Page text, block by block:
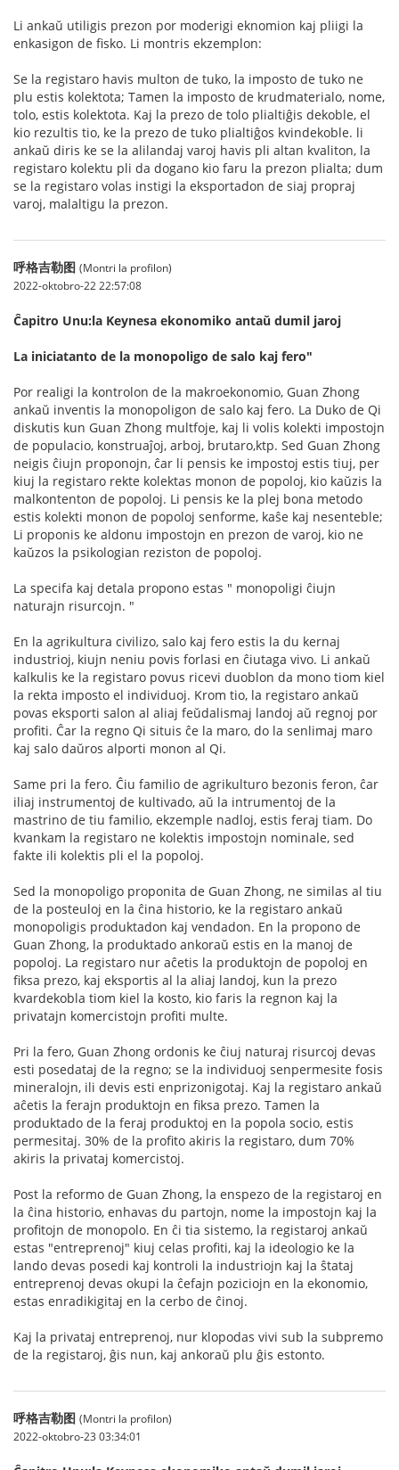
Li ankaŭ utiligis prezon por moderigi eknomion kaj pliigi la
enkasigon de fisko. Li montris ekzemplon:
Se la registaro havis multon de tuko, la imposto de tuko ne
plu estis kolektota; Tamen la imposto de krudmaterialo, nome,
tolo, estis kolektota. Kaj la prezo de tolo plialtiĝis dekoble, el
kio rezultis tio, ke la prezo de tuko plialtiĝos kvindekoble. li
ankaŭ diris ke se la alilandaj varoj havis pli altan kvaliton, la
registaro kolektu pli da dogano kio faru la prezon plialta; dum
se la registaro volas instigi la eksportadon de siaj propraj
varoj, malaltigu la prezon.
呼格吉勒图 (Montri la profilon)
2022-oktobro-22 22:57:08
Ĉapitro Unu:la Keynesa ekonomiko antaŭ dumil jaroj
La iniciatanto de la monopoligo de salo kaj fero"
Por realigi la kontrolon de la makroekonomio, Guan Zhong
ankaŭ inventis la monopoligon de salo kaj fero. La Duko de Qi
diskutis kun Guan Zhong multfoje, kaj li volis kolekti impostojn
de populacio, konstruaĵoj, arboj, brutaro,ktp. Sed Guan Zhong
neigis ĉiujn proponojn, ĉar li pensis ke impostoj estis tiuj, per
kiuj la registaro rekte kolektas monon de popoloj, kio kaŭzis la
malkontenton de popoloj. Li pensis ke la plej bona metodo
estis kolekti monon de popoloj senforme, kaŝe kaj nesenteble;
Li proponis ke aldonu impostojn en prezon de varoj, kio ne
kaŭzos la psikologian reziston de popoloj.
La specifa kaj detala propono estas " monopoligi ĉiujn
naturajn risurcojn. "
En la agrikultura civilizo, salo kaj fero estis la du kernaj
industrioj, kiujn neniu povis forlasi en ĉiutaga vivo. Li ankaŭ
kalkulis ke la registaro povus ricevi duoblon da mono tiom kiel
la rekta imposto el individuoj. Krom tio, la registaro ankaŭ
povas eksporti salon al aliaj feŭdalismaj landoj aŭ regnoj por
profiti. Ĉar la regno Qi situis ĉe la maro, do la senlimaj maro
kaj salo daŭros alporti monon al Qi.
Same pri la fero. Ĉiu familio de agrikulturo bezonis feron, ĉar
iliaj instrumentoj de kultivado, aŭ la intrumentoj de la
mastrino de tiu familio, ekzemple nadloj, estis feraj tiam. Do
kvankam la registaro ne kolektis impostojn nominale, sed
fakte ili kolektis pli el la popoloj.
Sed la monopoligo proponita de Guan Zhong, ne similas al tiu
de la posteuloj en la ĉina historio, ke la registaro ankaŭ
monopoligis produktadon kaj vendadon. En la propono de
Guan Zhong, la produktado ankoraŭ estis en la manoj de
popoloj. La registaro nur aĉetis la produktojn de popoloj en
fiksa prezo, kaj eksportis al la aliaj landoj, kun la prezo
kvardekobla tiom kiel la kosto, kio faris la regnon kaj la
privatajn komercistojn profiti multe.
Pri la fero, Guan Zhong ordonis ke ĉiuj naturaj risurcoj devas
esti posedataj de la regno; se la individuoj senpermesite fosis
mineralojn, ili devis esti enprizonigotaj. Kaj la registaro ankaŭ
aĉetis la ferajn produktojn en fiksa prezo. Tamen la
produktado de la feraj produktoj en la popola socio, estis
permesitaj. 30% de la profito akiris la registaro, dum 70%
akiris la privataj komercistoj.
Post la reformo de Guan Zhong, la enspezo de la registaroj en
la ĉina historio, enhavas du partojn, nome la impostojn kaj la
profitojn de monopolo. En ĉi tia sistemo, la registaroj ankaŭ
estas "entreprenoj" kiuj celas profiti, kaj la ideologio ke la
lando devas posedi kaj kontroli la industriojn kaj la ŝtataj
entreprenoj devas okupi la ĉefajn poziciojn en la ekonomio,
estas enradikigitaj en la cerbo de ĉinoj.
Kaj la privataj entreprenoj, nur klopodas vivi sub la subpremo
de la registaroj, ĝis nun, kaj ankoraŭ plu ĝis estonto.
呼格吉勒图 (Montri la profilon)
2022-oktobro-23 03:34:01